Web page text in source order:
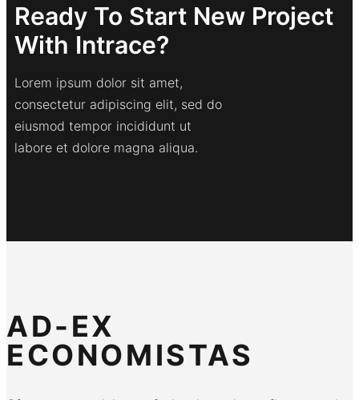
Ready To Start New Project
With Intrace?
Lorem ipsum dolor sit amet,
consectetur adipiscing elit, sed do
eiusmod tempor incididunt ut
labore et dolore magna aliqua.
AD-EX
ECONOMISTAS